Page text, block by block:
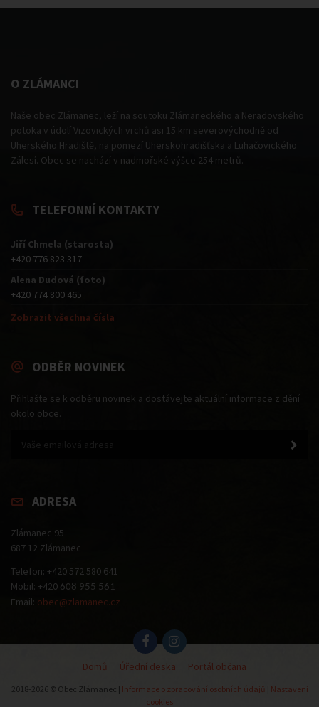
O ZLÁMANCI
Naše obec Zlámanec, leží na soutoku Zlámaneckého a Neradovského
potoka v údolí Vizovických vrchů asi 15 km severovýchodně od
Uherského Hradiště, na pomezí Uherskohradišťska a Luhačovického
Zálesí. Obec se nachází v nadmořské výšce 254 metrů.
TELEFONNÍ KONTAKTY
Jiří Chmela (starosta)
+420 776 823 317
Alena Dudová (foto)
+420 774 800 465
Zobrazit všechna čísla
ODBĚR NOVINEK
Přihlašte se k odběru novinek a dostávejte aktuální informace z dění
okolo obce.
ADRESA
Zlámanec 95
687 12 Zlámanec
Telefon: +420 572 580 641
Mobil: +420 608 955 561
Email: obec@zlamanec.cz
Domů Úřední deska Portál občana
2018-2026 © Obec Zlámanec | Informace o zpracování osobních údajů | Nastavení
cookies